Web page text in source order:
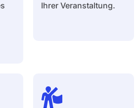
Ihrer Veranstaltung.